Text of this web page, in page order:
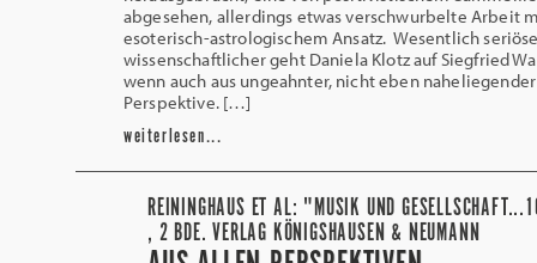
abgesehen, allerd­ings etwas verschwurbelte Arbeit
esoterisch-astrologischem Ansatz. Wesentlich
wissenschaftlicher geht Daniela Klotz auf Siegfried
wenn auch aus ungeahnter, nicht eben naheliegender
Perspektive. […]
weiterlesen...
REININGHAUS ET AL: "MUSIK UND
, 2 BDE. VERLAG KÖNIGSHAUSEN & NEUMANN